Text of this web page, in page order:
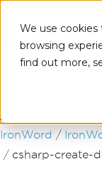
We use
browsing
find out more,
Altbilgi içeriğine
IronWord
csharp-create-